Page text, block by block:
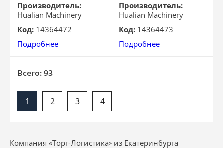
Производитель:
Hualian Machinery
Код: 14364472
Подробнее
Производитель:
Hualian Machinery
Код: 14364473
Подробнее
Всего: 93
1 2 3 4
Компания «Торг-Логистика» из Екатеринбурга